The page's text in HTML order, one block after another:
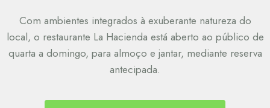
Com ambientes integrados à exuberante natureza do
local, o restaurante La Hacienda está aberto ao público de
quarta a domingo, para almoço e jantar, mediante reserva
antecipada.